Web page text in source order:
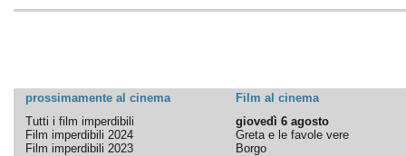
prossimamente al cinema
Film al cinema
Tutti i film imperdibili
Film imperdibili 2024
Film imperdibili 2023
giovedì 6 agosto
Greta e le favole vere
Borgo